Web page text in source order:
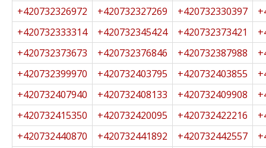
+420732326972
+420732327269 +420732330397
+420732333314
+420732345424 +420732373421
+420732373673
+420732376846 +420732387988
+420732399970
+420732403795 +420732403855
+420732407940
+420732408133 +420732409908
+420732415350
+420732420095 +420732422216
+420732440870
+420732441892 +420732442557